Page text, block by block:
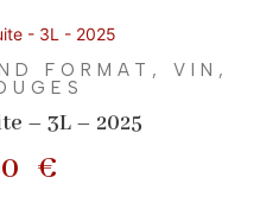
FORMAT , VIN ,
– 3L – 2025
€